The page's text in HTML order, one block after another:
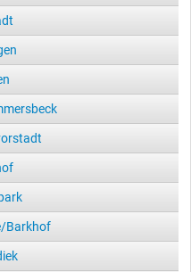
Barkhof